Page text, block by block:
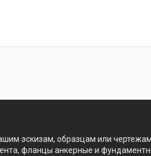
эскизам, образцам или
фланцы анкерные и